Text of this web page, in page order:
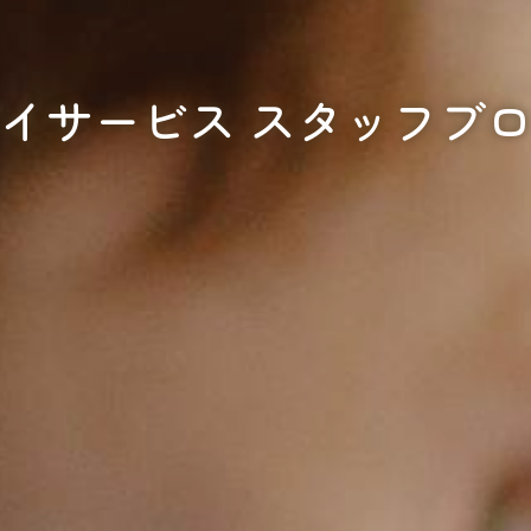
サービス スタッフブ